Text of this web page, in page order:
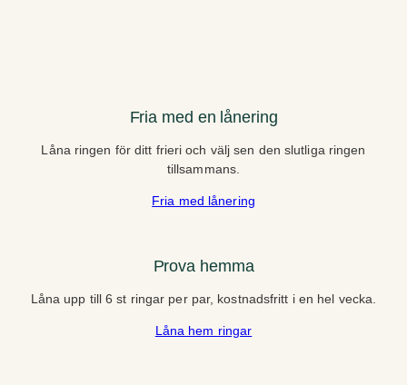
Fria med en lånering
Låna ringen för ditt frieri och välj sen den slutliga ringen
tillsammans.
Fria med lånering
Prova hemma
Låna upp till 6 st ringar per par, kostnadsfritt i en hel vecka.
Låna hem ringar